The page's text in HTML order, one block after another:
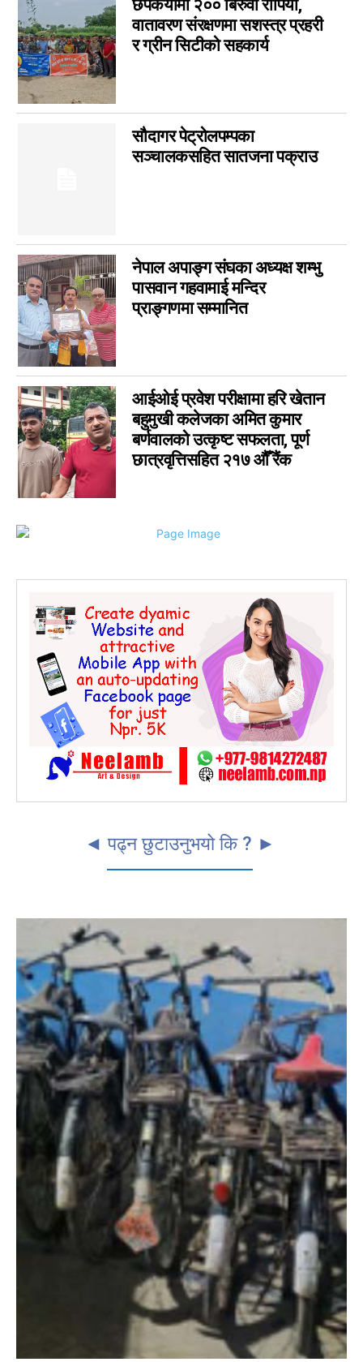
Parsa Ad 14
विशेष
मनोरञ्जन
कृषि
विचार
आम सञ्चार प्राधिकरणको विज्ञापन 1
फिचर
लुम्बिनी
गण्डकी
इपेपर
कर्णाली
सम्पादकीय
जीवनशैली
राशिफल
कविता
सुदूरपश्चिम
छपकैयामा २०० बिरुवा रोपियो,
वातावरण संरक्षणमा सशस्त्र प्रहरी
र ग्रीन सिटीको सहकार्य
सौदागर पेट्रोलपम्पका
सञ्चालकसहित सातजना पक्राउ
नेपाल अपाङ्ग संघका अध्यक्ष शम्भु
पासवान गहवामाई मन्दिर
प्राङ्गणमा सम्मानित
आईओई प्रवेश परीक्षामा हरि खेतान
बहुमुखी कलेजका अमित कुमार
बर्णवालको उत्कृष्ट सफलता, पूर्ण
छात्रवृत्तिसहित २१७ औँ रैंक
◄ पढ्न छुटाउनुभयो कि ? ►